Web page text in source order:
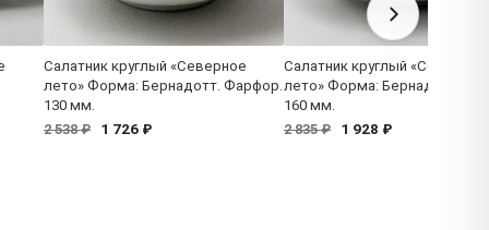
Салатник круглый «Северное
лето» Форма: Бернадотт. Фарфор.
130 мм.
2 538 ₽
1 726 ₽
Салатник круглый «Северное
лето» Форма: Бернадотт.
160 мм.
2 835 ₽
1 928 ₽